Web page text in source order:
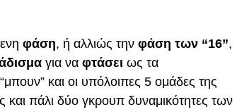
φάση, ή αλλιώς την φάση των “16”,
για να φτάσει ως τα
και οι υπόλοιπες 5 ομάδες της
και πάλι δύο γκρουπ δυναμικότητες των